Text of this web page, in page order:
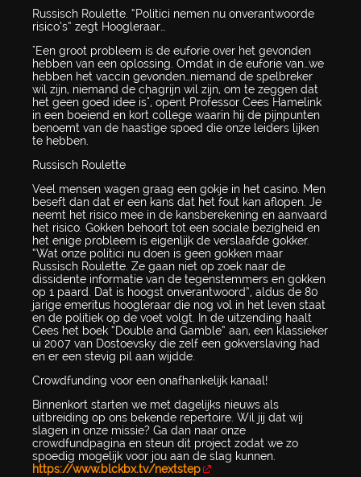
Russisch Roulette. “Politici nemen nu onverantwoorde
risico’s” zegt Hoogleraar…
"Een groot probleem is de euforie over het gevonden
hebben van een oplossing. Omdat in de euforie van…we
hebben het vaccin gevonden…niemand de spelbreker
wil zijn, niemand de chagrijn wil zijn, om te zeggen dat
het geen goed idee is", opent Professor Cees Hamelink
in een boeiend en kort college waarin hij de pijnpunten
benoemt van de haastige spoed die onze leiders lijken
te hebben.
Russisch Roulette
Veel mensen wagen graag een gokje in het casino. Men
beseft dan dat er een kans dat het fout kan aflopen. Je
neemt het risico mee in de kansberekening en aanvaard
het risico. Gokken behoort tot een sociale bezigheid en
het enige probleem is eigenlijk de verslaafde gokker.
“Wat onze politici nu doen is geen gokken maar
Russisch Roulette. Ze gaan niet op zoek naar de
dissidente informatie van de tegenstemmers en gokken
op 1 paard. Dat is hoogst onverantwoord”, aldus de 80
jarige emeritus hoogleraar die nog vol in het leven staat
en de politiek op de voet volgt. In de uitzending haalt
Cees het boek “Double and Gamble” aan, een klassieker
ui 2007 van Dostoevsky die zelf een gokverslaving had
en er een stevig pil aan wijdde.
Crowdfunding voor een onafhankelijk kanaal!
Binnenkort starten we met dagelijks nieuws als
uitbreiding op ons bekende repertoire. Wil jij dat wij
slagen in onze missie? Ga dan naar onze
crowdfundpagina en steun dit project zodat we zo
spoedig mogelijk voor jou aan de slag kunnen.
https://www.blckbx.tv/nextstep